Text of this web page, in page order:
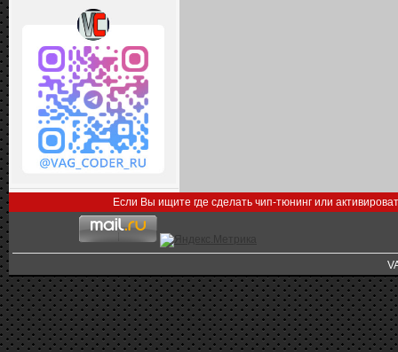
Если Вы ищите где сделать чип-тюнинг или